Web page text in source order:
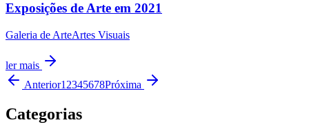
Exposições de Arte em 2021
Galeria de ArteArtes Visuais
ler mais
Anterior1 2345678Próxima
Categorias